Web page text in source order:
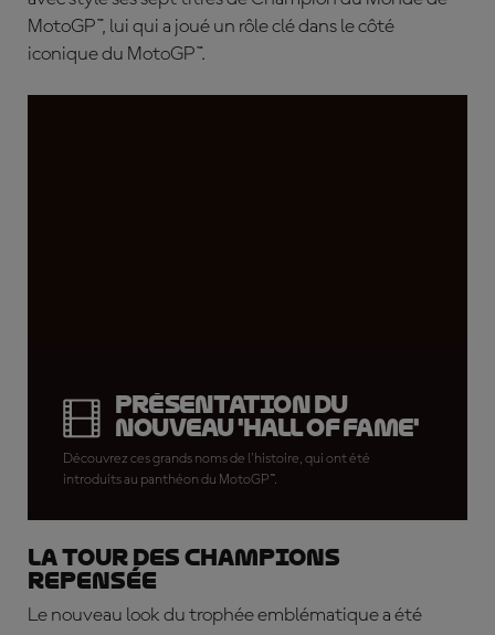
MotoGP™, lui qui a joué un rôle clé dans le côté
iconique du MotoGP™.
Présentation du
nouveau 'Hall of Fame'
Découvrez ces grands noms de l'histoire, qui ont été
introduits au panthéon du MotoGP™.
La Tour des Champions
repensée
Le nouveau look du trophée emblématique a été